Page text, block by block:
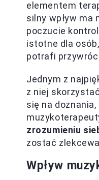
elementem
silny wpływ ma
poczucie
istotne dla
potrafi
Jednym z
z niej
się na
zrozumieniu
zostać
Wpływ